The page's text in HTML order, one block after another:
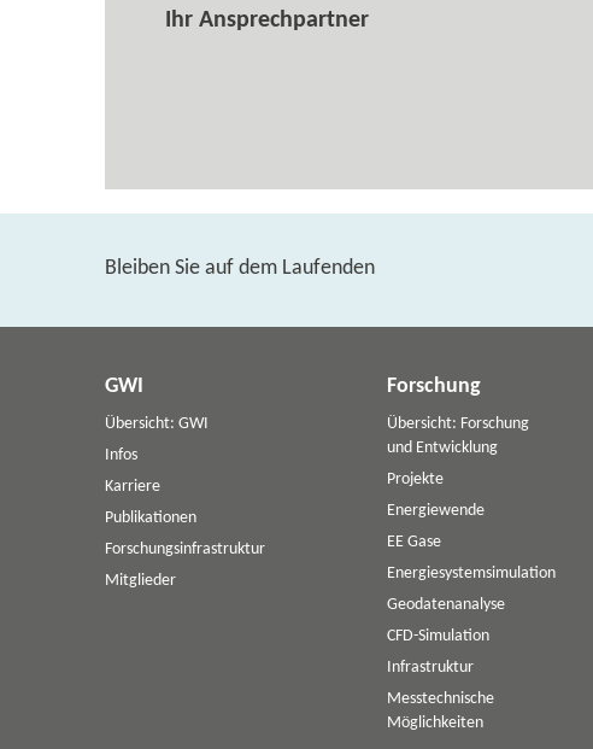
Ihr Ansprechpartner
Bleiben Sie auf dem Laufenden
GWI
Übersicht: GWI
Infos
Karriere
Publikationen
Forschungsinfrastruktur
Mitglieder
Forschung
Übersicht: Forschung
und Entwicklung
Projekte
Energiewende
EE Gase
Energiesystemsimulation
Geodatenanalyse
CFD-Simulation
Infrastruktur
Messtechnische
Möglichkeiten